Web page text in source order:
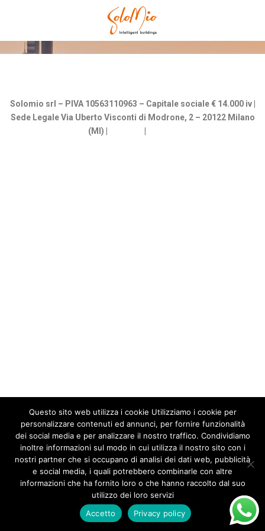
Solomio srl – PIVA 10563110963 – Capitale sociale € 14.000 iv |
Sede Legale Via Uberto Visconti di Modrone, 2 – 20122 Milano
(MI) |
Questo sito web utilizza i cookie Utilizziamo i cookie per
personalizzare contenuti ed annunci, per fornire funzionalità
dei social media e per analizzare il nostro traffico. Condividiamo
inoltre informazioni sul modo in cui utilizza il nostro sito con i
nostri partner che si occupano di analisi dei dati web, pubblicità
e social media, i quali potrebbero combinarle con altre
informazioni che ha fornito loro o che hanno raccolto dal suo
utilizzo dei loro servizi
Accetto
Privacy policy